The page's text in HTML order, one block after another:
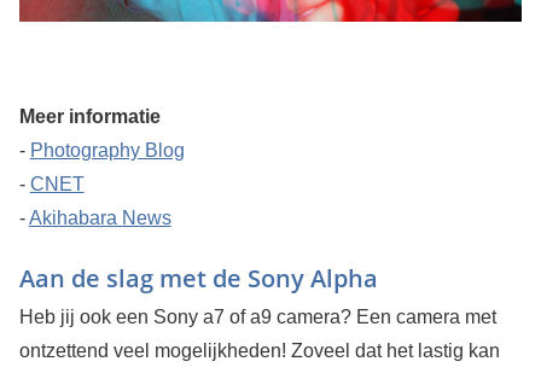
Meer informatie
- Photography Blog
- CNET
-Akihabara News
Aan de slag met de Sony Alpha
Heb jij ook een Sony a7 of a9 camera? Een camera met
ontzettend veel mogelijkheden! Zoveel dat het lastig kan